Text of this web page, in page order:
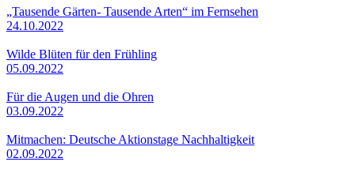
„Tausende Gärten- Tausende Arten“ im Fernsehen
24.10.2022
Wilde Blüten für den Frühling
05.09.2022
Für die Augen und die Ohren
03.09.2022
Mitmachen: Deutsche Aktionstage Nachhaltigkeit
02.09.2022